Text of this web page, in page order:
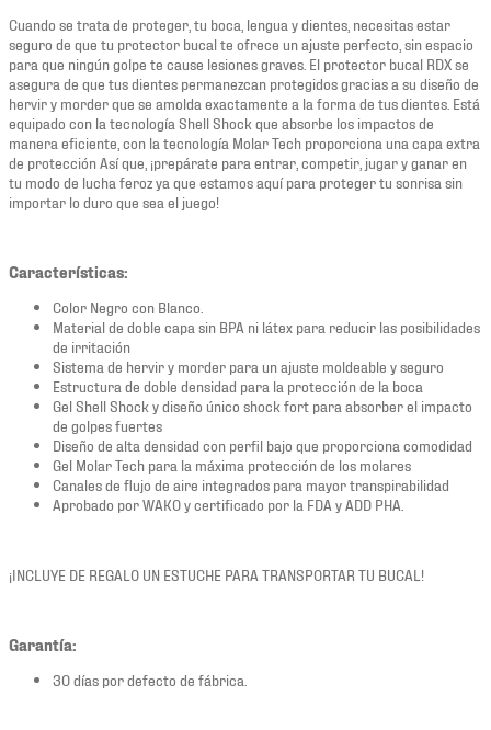
Cuando se trata de proteger, tu boca, lengua y dientes, necesitas estar
seguro de que tu protector bucal te ofrece un ajuste perfecto, sin espacio
para que ningún golpe te cause lesiones graves. El protector bucal RDX se
asegura de que tus dientes permanezcan protegidos gracias a su diseño de
hervir y morder que se amolda exactamente a la forma de tus dientes. Está
equipado con la tecnología Shell Shock que absorbe los impactos de
manera eficiente, con la tecnología Molar Tech proporciona una capa extra
de protección Así que, ¡prepárate para entrar, competir, jugar y ganar en
tu modo de lucha feroz ya que estamos aquí para proteger tu sonrisa sin
importar lo duro que sea el juego!
Características:
Color Negro con Blanco.
Material de doble capa sin BPA ni látex para reducir las posibilidades
de irritación
Sistema de hervir y morder para un ajuste moldeable y seguro
Estructura de doble densidad para la protección de la boca
Gel Shell Shock y diseño único shock fort para absorber el impacto
de golpes fuertes
Diseño de alta densidad con perfil bajo que proporciona comodidad
Gel Molar Tech para la máxima protección de los molares
Canales de flujo de aire integrados para mayor transpirabilidad
Aprobado por WAKO y certificado por la FDA y ADD PHA.
¡INCLUYE DE REGALO UN ESTUCHE PARA TRANSPORTAR TU BUCAL!
Garantía:
30 días por defecto de fábrica.